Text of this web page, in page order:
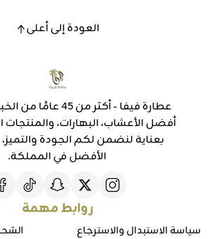
العودة إلى أعلى
عطارة فيفا - أكثر من
أفضل الأعشاب، البهارات، والمنتجات
بعناية لنضمن لكم الجودة والتميز،
الأفضل في المملكة.
روابط مهمة
سياسة الاستبدال والاسترجاع